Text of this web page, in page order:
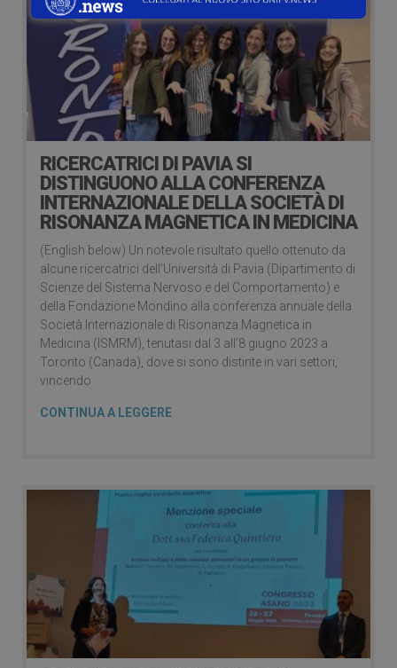
RICERCATRICI DI PAVIA SI
DISTINGUONO ALLA CONFERENZA
INTERNAZIONALE DELLA SOCIETÀ DI
RISONANZA MAGNETICA IN MEDICINA
(English below) Un notevole risultato quello ottenuto da
alcune ricercatrici dell’Università di Pavia (Dipartimento di
Scienze del Sistema Nervoso e del Comportamento) e
della Fondazione Mondino alla conferenza annuale della
Società Internazionale di Risonanza Magnetica in
Medicina (ISMRM), tenutasi dal 3 all’8 giugno 2023 a
Toronto (Canada), dove si sono distinte in vari settori,
vincendo
CONTINUA A LEGGERE